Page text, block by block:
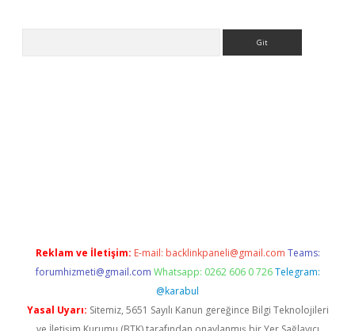
Reklam ve İletişim: E-mail: backlinkpaneli@gmail.com Teams:
forumhizmeti@gmail.com Whatsapp: 0262 606 0 726 Telegram:
@karabul
Yasal Uyarı: Sitemiz, 5651 Sayılı Kanun gereğince Bilgi Teknolojileri